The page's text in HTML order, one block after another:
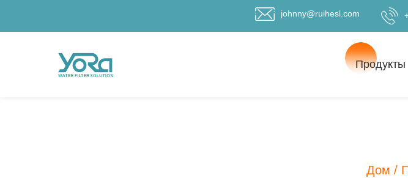
johnny@ruihesl.com
Продукты
Дом /